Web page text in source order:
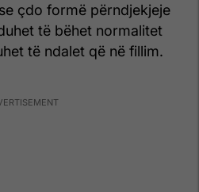
çdo formë përndjekjeje
të bëhet normalitet
të ndalet që në fillim.